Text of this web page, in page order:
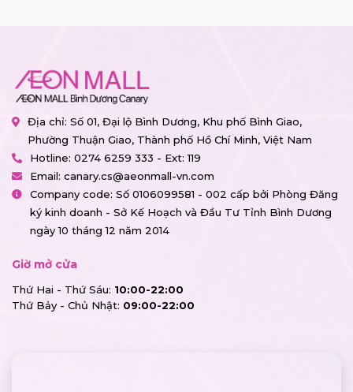
Địa chỉ: Số 01, Đại lộ Bình Dương, Khu phố Bình Giao,
Phường Thuận Giao, Thành phố Hồ Chí Minh, Việt Nam
Hotline: 0274 6259 333 - Ext: 119
Email: canary.cs@aeonmall-vn.com
Company code: Số 0106099581 - 002 cấp bởi Phòng Đăng
ký kinh doanh - Sở Kế Hoạch và Đầu Tư Tỉnh Bình Dương
ngày 10 tháng 12 năm 2014
Giờ mở cửa
Thứ Hai - Thứ Sáu: 10:00-22:00
Thứ Bảy - Chủ Nhật: 09:00-22:00